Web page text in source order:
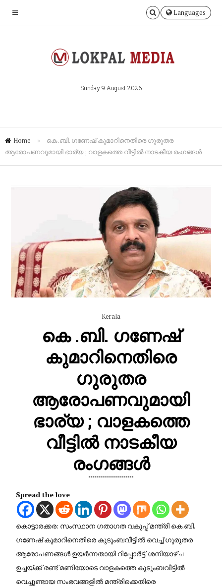
Languages
Sunday 9 August 2026
Home »
കെ .ബി. ഗണേഷ് കുമാറിനെതിരെ ഗുരുതര
ആരോപണവുമായി ഭാര്യ ; വാളകത്തെ വീട്ടിൽ നാടകീയ രംഗങ്ങൾ
Kerala
കെ .ബി. ഗണേഷ്
കുമാറിനെതിരെ
ഗുരുതര
ആരോപണവുമായി
ഭാര്യ ; വാളകത്തെ
വീട്ടിൽ നാടകീയ
രംഗങ്ങൾ
Spread the love
​കൊട്ടാരക്കര: സംസ്ഥാന ഗതാഗത വകുപ്പ് മന്ത്രി കെ.ബി.
ഗണേഷ് കുമാറിനെതിരെ കുടുംബവീട്ടിൽ വെച്ച് ഗുരുതര
ആരോപണങ്ങൾ ഉയർന്നതായി റിപ്പോർട്ട്. ശനിയാഴ്ച
ഉച്ചയ്ക്ക് രണ്ട് മണിയോടെ വാളകത്തെ കുടുംബവീട്ടിൽ
വെച്ചുണ്ടായ സംഭവങ്ങളിൽ മന്ത്രിക്കെതിരെ